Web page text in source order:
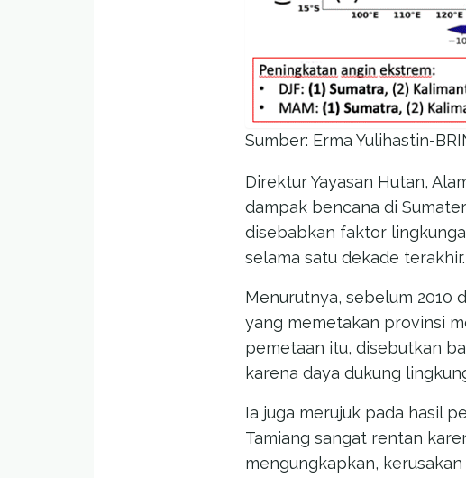
Sumber: Erma Yulihastin-
Direktur Yayasan Hutan,
dampak bencana di
disebabkan faktor
selama satu dekade terakhir.
Menurutnya, sebelum 2010
yang memetakan provinsi
pemetaan itu, disebutkan
karena daya dukung
Ia juga merujuk pada hasil
Tamiang sangat rentan
mengungkapkan,